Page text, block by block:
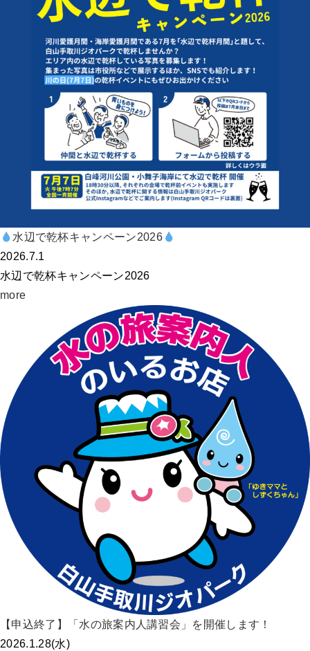
水辺で乾杯キャンペーン2026
2026.7.1
水辺で乾杯キャンペーン2026
more
【申込終了】「水の旅案内人講習会」を開催します！
2026.1.28(水)